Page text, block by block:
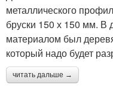
металлического
бруски 150 х 150 мм. В
материалом был
который надо будет
читать дальше →